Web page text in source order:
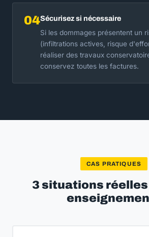
04Sécurisez si nécessaire
Si les dommages présentent un
(infiltrations actives, risque
réaliser des travaux
conservez toutes les factures.
CAS PRATIQUES
3 situations